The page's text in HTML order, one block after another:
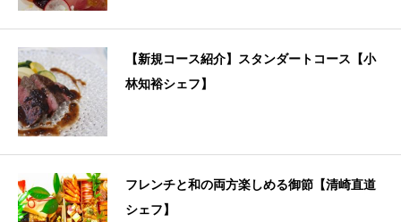
【新規コース紹介】スタンダートコース【小
林知裕シェフ】
フレンチと和の両方楽しめる御節【清崎直道
シェフ】